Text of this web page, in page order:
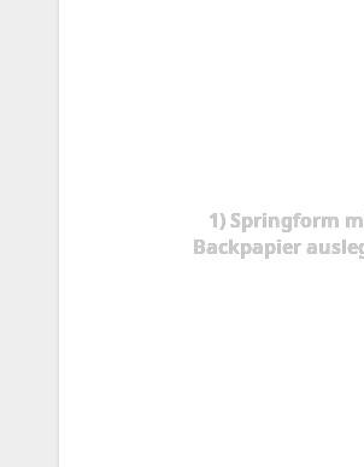
1) Springform
Backpapier